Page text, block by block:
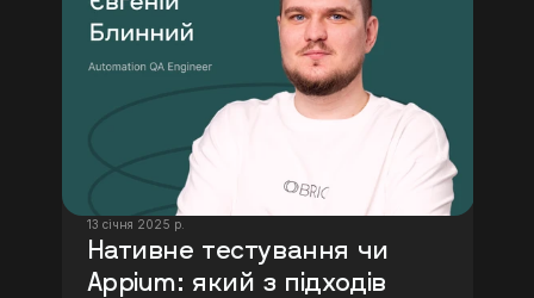
13 січня 2025 р.
Нативне тестування чи
Appium: який з підходів